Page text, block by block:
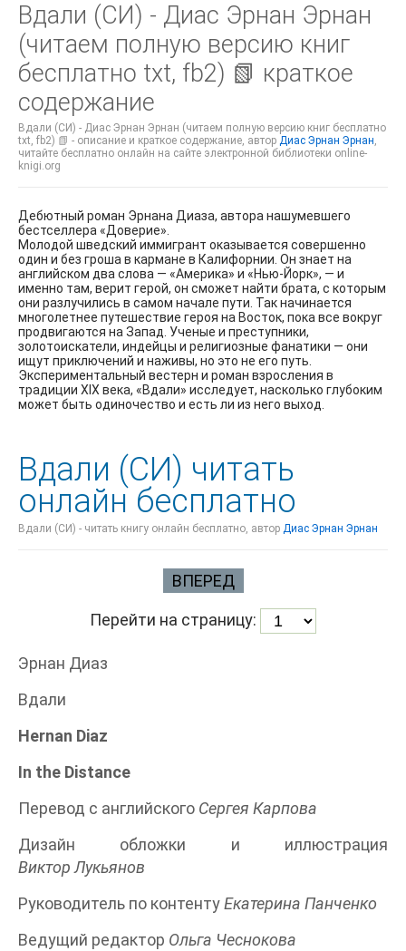
Вдали (СИ) - Диас Эрнан Эрнан
(читаем полную версию книг
бесплатно txt, fb2) 📗 краткое
содержание
Вдали (СИ) - Диас Эрнан Эрнан (читаем полную версию книг бесплатно
txt, fb2) 📗 - описание и краткое содержание, автор Диас Эрнан Эрнан,
читайте бесплатно онлайн на сайте электронной библиотеки online-
knigi.org
Дебютный роман Эрнана Диаза, автора нашумевшего
бестселлера «Доверие».
Молодой шведский иммигрант оказывается совершенно
один и без гроша в кармане в Калифорнии. Он знает на
английском два слова — «Америка» и «Нью-Йорк», — и
именно там, верит герой, он сможет найти брата, с которым
они разлучились в самом начале пути. Так начинается
многолетнее путешествие героя на Восток, пока все вокруг
продвигаются на Запад. Ученые и преступники,
золотоискатели, индейцы и религиозные фанатики — они
ищут приключений и наживы, но это не его путь.
Экспериментальный вестерн и роман взросления в
традиции XIX века, «Вдали» исследует, насколько глубоким
может быть одиночество и есть ли из него выход.
Вдали (СИ) читать
онлайн бесплатно
Вдали (СИ) - читать книгу онлайн бесплатно, автор Диас Эрнан Эрнан
ВПЕРЕД
Перейти на страницу:
Эрнан Диаз
Вдали
Hernan Diaz
In the Distance
Перевод с английского Сергея Карпова
Дизайн обложки и иллюстрация
Виктор Лукьянов
Руководитель по контентуЕкатерина Панченко
Ведущий редактор Ольга Чеснокова